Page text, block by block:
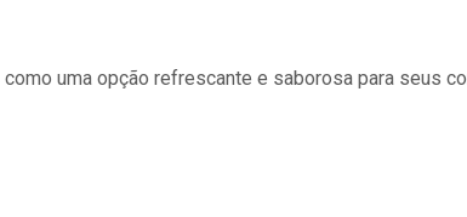
uma opção refrescante e saborosa para seus